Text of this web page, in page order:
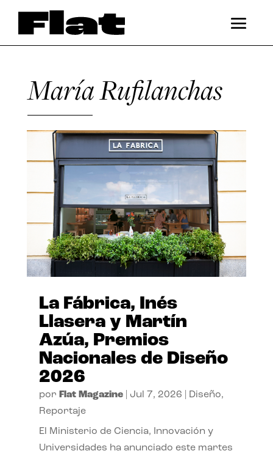
María Rufilanchas
La Fábrica, Inés
Llasera y Martín
Azúa, Premios
Nacionales de Diseño
2026
por Flat Magazine| Jul 7, 2026 Diseño,
Reportaje
El Ministerio de Ciencia, Innovación y
Universidades ha anunciado este martes